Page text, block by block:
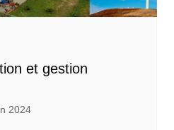
et gestion
2024